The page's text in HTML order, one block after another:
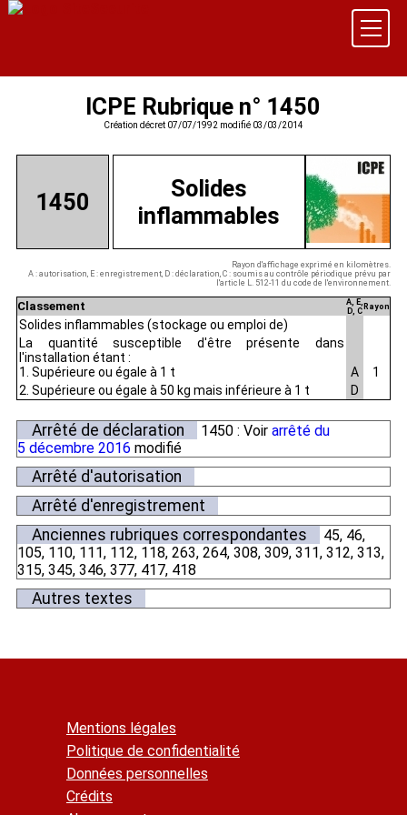
ICPE Rubrique n° 1450
Création décret 07/07/1992 modifié 03/03/2014
1450
Solides
inflammables
Rayon d'affichage exprimé en kilomètres.
A : autorisation, E : enregistrement, D : déclaration, C : soumis au contrôle périodique prévu par
l'article L. 512-11 du code de l'environnement.
Classement
A, E,
D, C Rayon
Solides inflammables (stockage ou emploi de)
La quantité susceptible d'être présente dans
l'installation étant :
1. Supérieure ou égale à 1 t
A
1
2. Supérieure ou égale à 50 kg mais inférieure à 1 t
D
Arrêté de déclaration 1450 : Voir arrêté du
5 décembre 2016 modifié
Arrêté d'autorisation
Arrêté d'enregistrement
Anciennes rubriques correspondantes
45, 46,
105, 110, 111, 112, 118, 263, 264, 308, 309, 311, 312, 313,
315, 345, 346, 377, 417, 418
Autres textes
Mentions légales
Politique de confidentialité
Données personnelles
Crédits